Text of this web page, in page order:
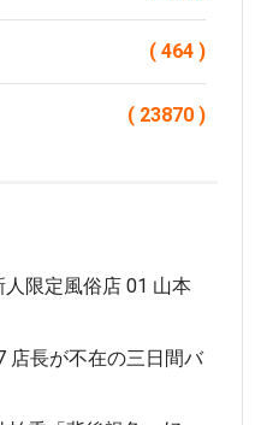
( 464 )
( 23870 )
限定風俗店 01 山本
店長が不在の三日間バ